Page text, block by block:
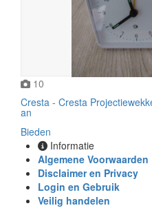
10
Cresta - Cresta
an
Bieden
Informatie
Algemene Voorwaarden
Disclaimer en Privacy
Login en Gebruik
Veilig handelen